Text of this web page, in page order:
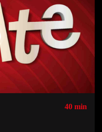
40 min